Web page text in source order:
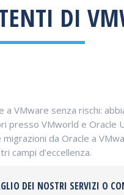
DI
a VMware senza rischi:
presso VMworld e Oracle
da Oracle a
campi d’eccellenza.
DEI NOSTRI SERVIZI O